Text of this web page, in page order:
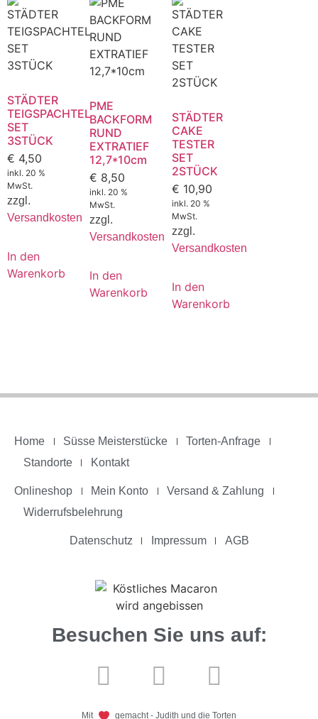
STÄDTER
TEIGSPACHTEL
SET
3STÜCK
€ 4,50
inkl. 20 %
MwSt.
zzgl.
Versandkosten
In den
Warenkorb
PME
BACKFORM
RUND
EXTRATIEF
12,7*10cm
€ 8,50
inkl. 20 %
MwSt.
zzgl.
Versandkosten
In den
Warenkorb
STÄDTER
CAKE
TESTER
SET
2STÜCK
€ 10,90
inkl. 20 %
MwSt.
zzgl.
Versandkosten
In den
Warenkorb
Home Süsse Meisterstücke
Torten-Anfrage
Standorte
Kontakt
Onlineshop Mein Konto
Versand & Zahlung
Widerrufsbelehrung
Datenschutz Impressum AGB
Besuchen Sie uns auf:
Mit gemacht - Judith und die Torten